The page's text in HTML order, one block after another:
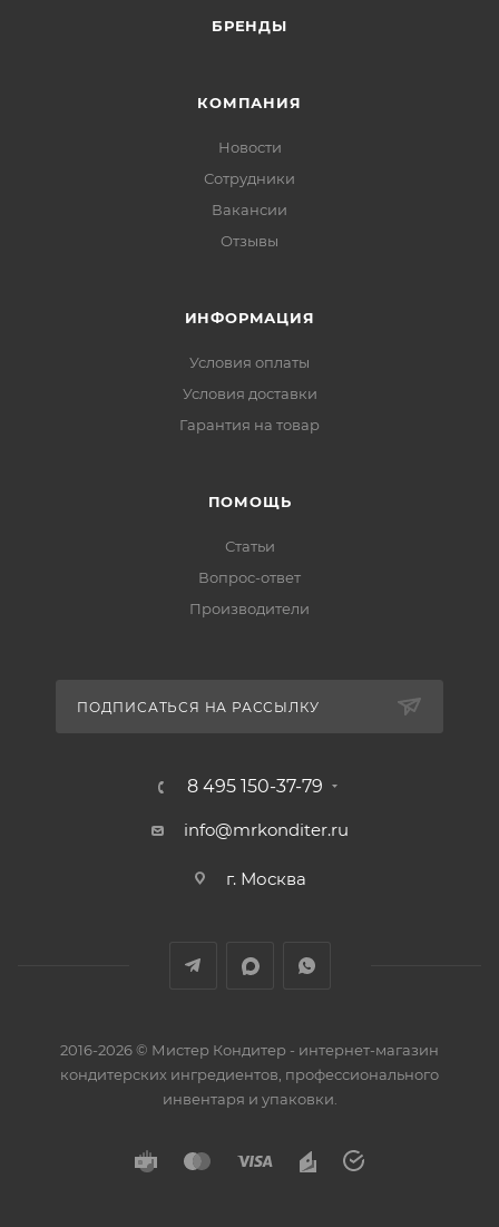
БРЕНДЫ
КОМПАНИЯ
Новости
Сотрудники
Вакансии
Отзывы
ИНФОРМАЦИЯ
Условия оплаты
Условия доставки
Гарантия на товар
ПОМОЩЬ
Статьи
Вопрос-ответ
Производители
ПОДПИСАТЬСЯ НА РАССЫЛКУ
8 495 150-37-79
info@mrkonditer.ru
г. Москва
2016-2026 © Мистер Кондитер - интернет-магазин
кондитерских ингредиентов, профессионального
инвентаря и упаковки.